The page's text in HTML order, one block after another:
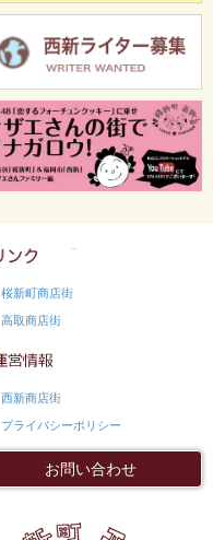
桜新町商店街
高取商店街
西新商店街
プライバシーポリシー
お問い合わせ